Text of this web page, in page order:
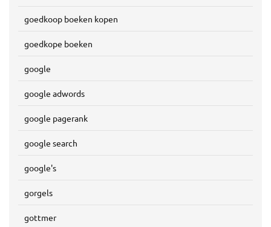
goedkoop boeken kopen
goedkope boeken
google
google adwords
google pagerank
google search
google's
gorgels
gottmer